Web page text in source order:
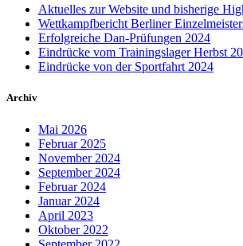
Aktuelles zur Website und bisherige
Wettkampfbericht Berliner
Erfolgreiche Dan-Prüfungen 2024
Eindrücke vom Trainingslager Herbst
Eindrücke von der Sportfahrt 2024
Archiv
Mai 2026
Februar 2025
November 2024
September 2024
Februar 2024
Januar 2024
April 2023
Oktober 2022